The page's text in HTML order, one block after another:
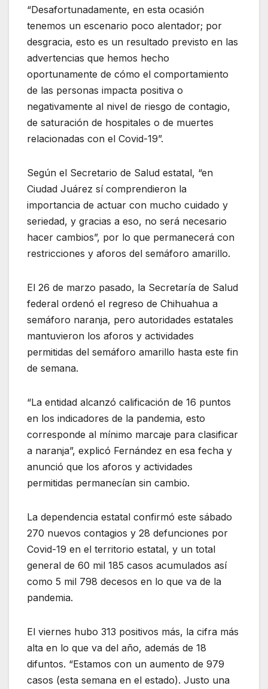
“Desafortunadamente, en esta ocasión
tenemos un escenario poco alentador; por
desgracia, esto es un resultado previsto en las
advertencias que hemos hecho
oportunamente de cómo el comportamiento
de las personas impacta positiva o
negativamente al nivel de riesgo de contagio,
de saturación de hospitales o de muertes
relacionadas con el Covid-19”.
Según el Secretario de Salud estatal, “en
Ciudad Juárez sí comprendieron la
importancia de actuar con mucho cuidado y
seriedad, y gracias a eso, no será necesario
hacer cambios”, por lo que permanecerá con
restricciones y aforos del semáforo amarillo.
El 26 de marzo pasado, la Secretaría de Salud
federal ordenó el regreso de Chihuahua a
semáforo naranja, pero autoridades estatales
mantuvieron los aforos y actividades
permitidas del semáforo amarillo hasta este fin
de semana.
“La entidad alcanzó calificación de 16 puntos
en los indicadores de la pandemia, esto
corresponde al mínimo marcaje para clasificar
a naranja”, explicó Fernández en esa fecha y
anunció que los aforos y actividades
permitidas permanecían sin cambio.
La dependencia estatal confirmó este sábado
270 nuevos contagios y 28 defunciones por
Covid-19 en el territorio estatal, y un total
general de 60 mil 185 casos acumulados así
como 5 mil 798 decesos en lo que va de la
pandemia.
El viernes hubo 313 positivos más, la cifra más
alta en lo que va del año, además de 18
difuntos. “Estamos con un aumento de 979
casos (esta semana en el estado). Justo una